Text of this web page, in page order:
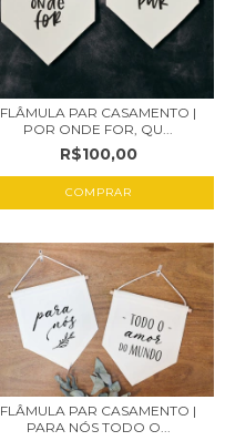
FLÂMULA PAR CASAMENTO |
POR ONDE FOR, QU...
R$100,00
COMPRAR
FLÂMULA PAR CASAMENTO |
PARA NÓS TODO O...